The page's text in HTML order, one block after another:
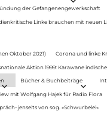
der Gefangenengewerkschaft
Linke brauchen mit neuen
Oktober 2021) Corona und linke
Aktion 1999: Karawane
Bücher & Buchbeiträge
mit Wolfgang Hajek für Radio Flora
jenseits von sog. »Schwurbelei«